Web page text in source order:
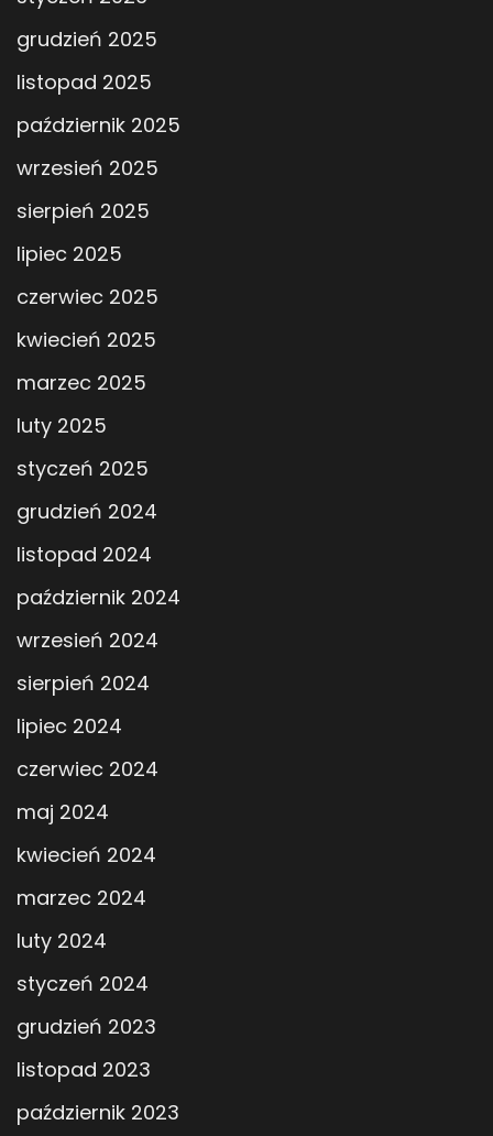
grudzień 2025
listopad 2025
październik 2025
wrzesień 2025
sierpień 2025
lipiec 2025
czerwiec 2025
kwiecień 2025
marzec 2025
luty 2025
styczeń 2025
grudzień 2024
listopad 2024
październik 2024
wrzesień 2024
sierpień 2024
lipiec 2024
czerwiec 2024
maj 2024
kwiecień 2024
marzec 2024
luty 2024
styczeń 2024
grudzień 2023
listopad 2023
październik 2023